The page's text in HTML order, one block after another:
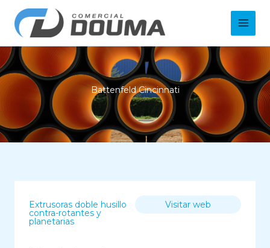
contenido
Main
Battenfeld Cincinnati
Extrusoras doble husillo
contra-rotantes y
planetarias
Visitar web